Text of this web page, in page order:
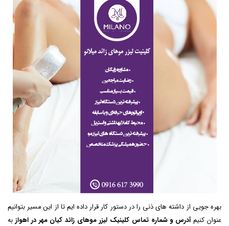
بهره جویی از داشته های ذنی را در دستور کار قرار داده ایم تا از این مسیر بتوانیم
عنوان کنیمآدرس و شماره تماس کلینیک لیزر موهای زائد کیان مهر در اهواز به